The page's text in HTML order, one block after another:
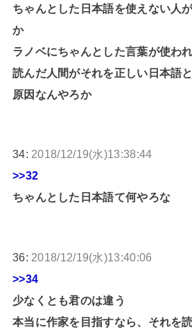
ちゃんとした日本語を使えない人
か
ラノベにちゃんとした言葉が使わ
読んだ人間がそれを正しい日本語
原因なんやろか
34: 2018/12/19(水)13:38:44
>>32
ちゃんとした日本語て何やろな
36: 2018/12/19(水)13:40:06
>>34
少なくとも君のは違う
本当に作家を目指すなら、それを